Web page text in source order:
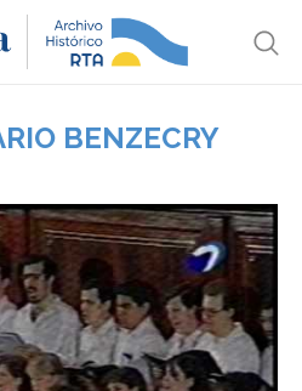
BENZECRY